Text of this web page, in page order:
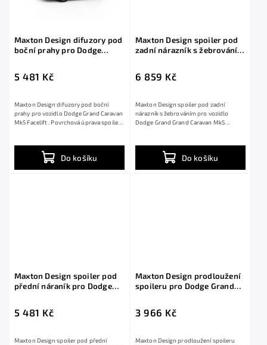
Maxton Design difuzory pod
boční prahy pro Dodge
5 481 Kč
Do košíku
Maxton Design difuzory pod boční
prahy pro vozidlo Dodge Grand Caravan
Mk5 Facelift . Povrchová úprava spoileru
Maxton Design spoiler pod
zadní nárazník s žebrováním
lesklý plast ABS
6 859 Kč
Do košíku
Maxton Design spoiler pod zadní
nárazník s žebrováním pro vozidlo
Dodge Grand Grand Caravan Mk5
Maxton Design spoiler pod
přední náraník pro Dodge
ABS
5 481 Kč
Maxton Design spoiler pod přední
Maxton Design prodloužení
spoileru pro Dodge Grand
3 966 Kč
Maxton Design prodloužení spoileru